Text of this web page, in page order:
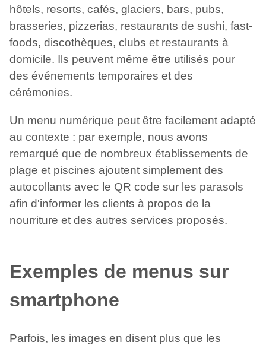
hôtels, resorts, cafés, glaciers, bars, pubs,
brasseries, pizzerias, restaurants de sushi, fast-
foods, discothèques, clubs et restaurants à
domicile. Ils peuvent même être utilisés pour
des événements temporaires et des
cérémonies.
Un menu numérique peut être facilement adapté
au contexte : par exemple, nous avons
remarqué que de nombreux établissements de
plage et piscines ajoutent simplement des
autocollants avec le QR code sur les parasols
afin d'informer les clients à propos de la
nourriture et des autres services proposés.
Exemples de menus sur
smartphone
Parfois, les images en disent plus que les